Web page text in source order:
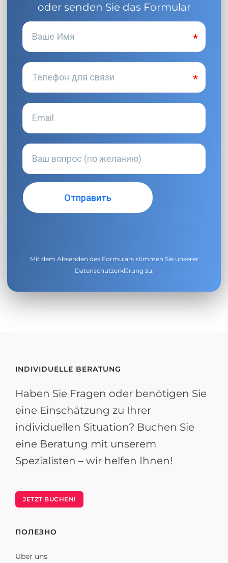
oder senden Sie das Formular
Mit dem Absenden des Formulars stimmen Sie unserer
Datenschutzerklärung zu.
INDIVIDUELLE BERATUNG
Haben Sie Fragen oder benötigen Sie
eine Einschätzung zu Ihrer
individuellen Situation? Buchen Sie
eine Beratung mit unserem
Spezialisten – wir helfen Ihnen!
JETZT BUCHEN!
ПОЛЕЗНО
Über uns